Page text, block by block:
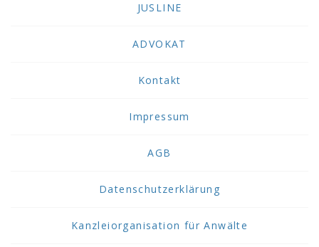
JUSLINE
ADVOKAT
Kontakt
Impressum
AGB
Datenschutzerklärung
Kanzleiorganisation für Anwälte